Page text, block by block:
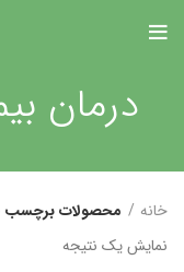
درمان
خانه
محصولات برچسب
نمایش یک نتیجه